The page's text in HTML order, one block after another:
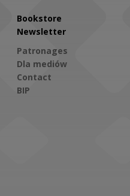
Bookstore
Newsletter
Patronages
Dla mediów
Contact
BIP